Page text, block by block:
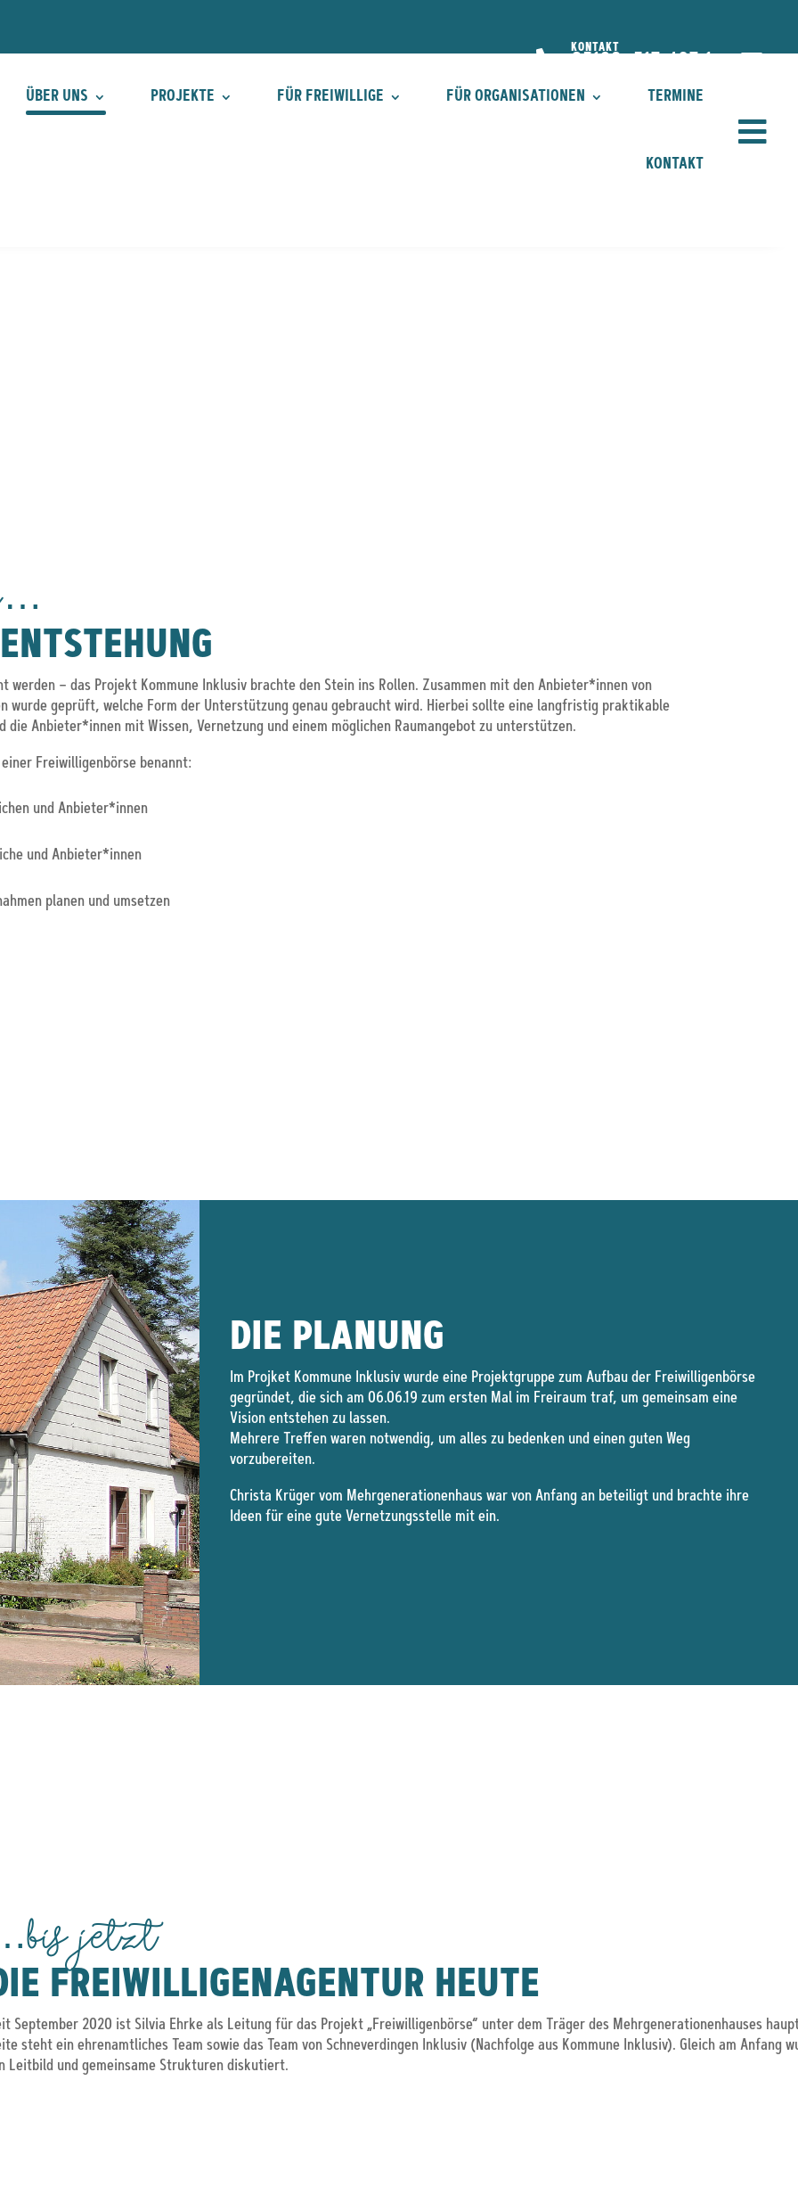

KONTAKT

ÜBER UNS PROJEKTE FÜR FREIWILLIGE FÜR ORGANISATIONEN TERMINE
KONTAKT

werden – das Projekt Kommune Inklusiv brachte den Stein ins Rollen. Zusammen mit den Anbieter*innen von
wurde geprüft, welche Form der Unterstützung genau gebraucht wird. Hierbei sollte eine langfristig praktikable
die Anbieter*innen mit Wissen, Vernetzung und einem möglichen Raumangebot zu unterstützen.
Freiwilligenbörse benannt:
und Anbieter*innen
und Anbieter*innen
planen und umsetzen
DIE PLANUNG
Im Projket Kommune Inklusiv wurde eine Projektgruppe zum Aufbau der Freiwilligenbörse
gegründet, die sich am 06.06.19 zum ersten Mal im Freiraum traf, um gemeinsam eine
Vision entstehen zu lassen.
Mehrere Treffen waren notwendig, um alles zu bedenken und einen guten Weg
vorzubereiten.
Christa Krüger vom Mehrgenerationenhaus war von Anfang an beteiligt und brachte ihre
Ideen für eine gute Vernetzungsstelle mit ein.
jetzt
FREIWILLIGENAGENTUR HEUTE
September 2020 ist Silvia Ehrke als Leitung für das Projekt „Freiwilligenbörse“ unter dem Träger des Mehrgenerationenhauses
steht ein ehrenamtliches Team sowie das Team von Schneverdingen Inklusiv (Nachfolge aus Kommune Inklusiv). Gleich am Anfang
Leitbild und gemeinsame Strukturen diskutiert.